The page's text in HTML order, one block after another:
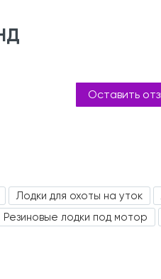
Оставить
Лодки для охоты на уток
Резиновые лодки под мотор